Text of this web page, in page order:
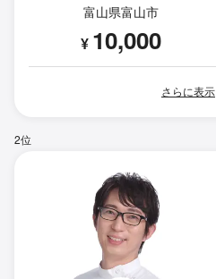
富山県富山市
¥ 10,000
さらに表示
2位